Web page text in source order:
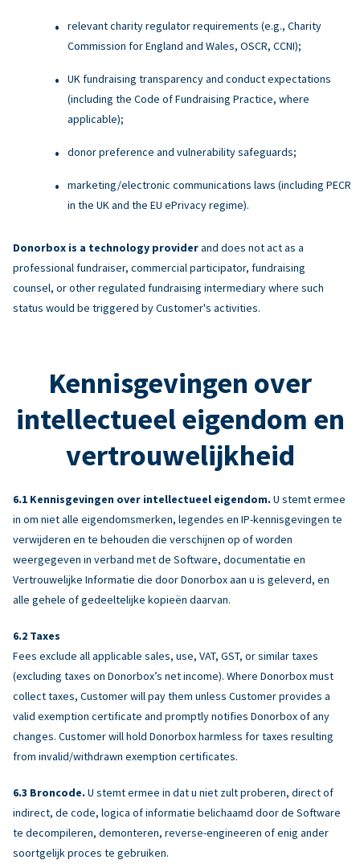
relevant charity regulator requirements (e.g., Charity
Commission for England and Wales, OSCR, CCNI);
UK fundraising transparency and conduct expectations
(including the Code of Fundraising Practice, where
applicable);
donor preference and vulnerability safeguards;
marketing/electronic communications laws (including PECR
in the UK and the EU ePrivacy regime).
Donorbox is a technology providerand does not act as a
professional fundraiser, commercial participator, fundraising
counsel, or other regulated fundraising intermediary where such
status would be triggered by Customer's activities.
Kennisgevingen over
intellectueel eigendom en
vertrouwelijkheid
Kennisgevingen over intellectueel eigendom. U stemt ermee
in om niet alle eigendomsmerken, legendes en IP-kennisgevingen te
verwijderen en te behouden die verschijnen op of worden
weergegeven in verband met de Software, documentatie en
Vertrouwelijke Informatie die door Donorbox aan u is geleverd, en
alle gehele of gedeeltelijke kopieën daarvan.
Taxes
Fees exclude all applicable sales, use, VAT, GST, or similar taxes
(excluding taxes on Donorbox’s net income). Where Donorbox must
collect taxes, Customer will pay them unless Customer provides a
valid exemption certificate and promptly notifies Donorbox of any
changes. Customer will hold Donorbox harmless for taxes resulting
from invalid/withdrawn exemption certificates.
Broncode. U stemt ermee in dat u niet zult proberen, direct of
indirect, de code, logica of informatie belichaamd door de Software
te decompileren, demonteren, reverse-engineeren of enig ander
soortgelijk proces te gebruiken.